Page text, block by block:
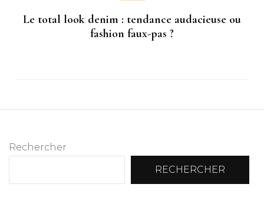
Le total look denim : tendance audacieuse ou
fashion faux-pas ?
Rechercher
RECHERCHER